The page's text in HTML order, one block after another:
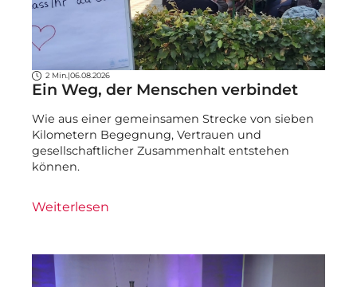
2 Min.|06.08.2026
Ein Weg, der Menschen verbindet
Wie aus einer gemeinsamen Strecke von sieben
Kilometern Begegnung, Vertrauen und
gesellschaftlicher Zusammenhalt entstehen
können.
Weiterlesen